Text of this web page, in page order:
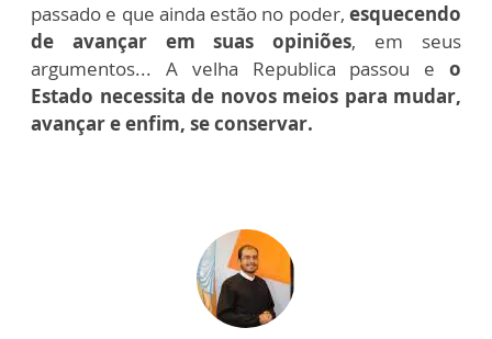
passado e que ainda estão no poder, esquecendo
de avançar em suas opiniões, em seus
argumentos... A velha Republica passou e o
Estado necessita de novos meios para mudar,
avançar e enfim, se conservar.